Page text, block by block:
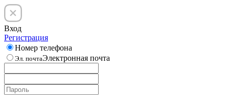
Вход
Регистрация
Номер телефона
Эл. почтаЭлектронная почта